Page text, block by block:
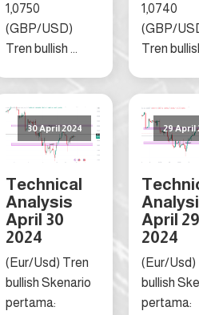
1,0750
(GBP/USD)
Tren bullish ...
1,0740
(GBP/
Tren
30 April 2024
Technical
Analysis
April 30
2024
(Eur/Usd) Tren
bullish Skenario
pertama:
29 April
April 29
2024
(Eur/Usd)
bullish
pertama: